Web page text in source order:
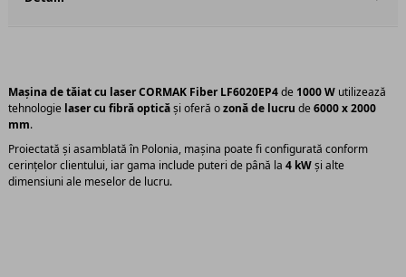
Mașina de tăiat cu laserCORMAK Fiber LF6020EP4de 1000 W utilizează
tehnologie laser cu fibră opticăși oferă ozonă de lucru de6000 x 2000
mm.
Proiectată și asamblată în Polonia, mașina poate fi configurată conform
cerințelor clientului, iar gama include puteri de până la 4 kWși alte
dimensiuni ale meselor de lucru.